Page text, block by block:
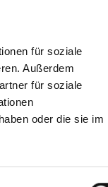
für soziale
Außerdem
für soziale
oder die sie im